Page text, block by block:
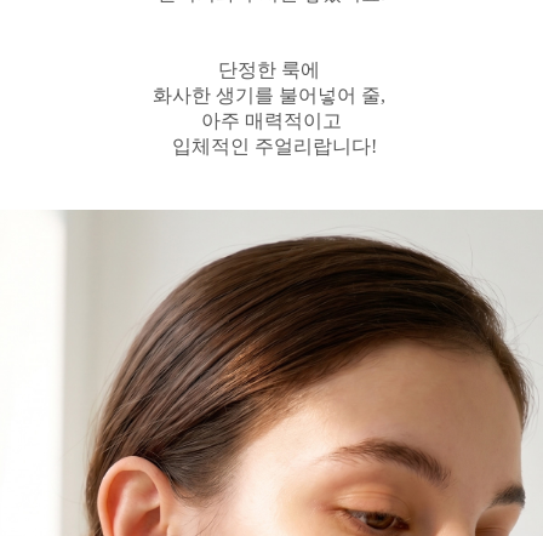
단정한 룩에
화사한 생기를 불어넣어 줄,
아주 매력적이고
입체적인 주얼리랍니다!